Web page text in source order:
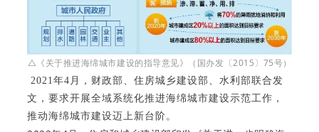
△《关于推进海绵城市建设的指导意见》（国办发〔2015〕75号）
2021年4月，财政部、住房城乡建设部、水利部联合发
文，要求开展全域系统化推进海绵城市建设示范工作，
推动海绵城市建设迈上新台阶。